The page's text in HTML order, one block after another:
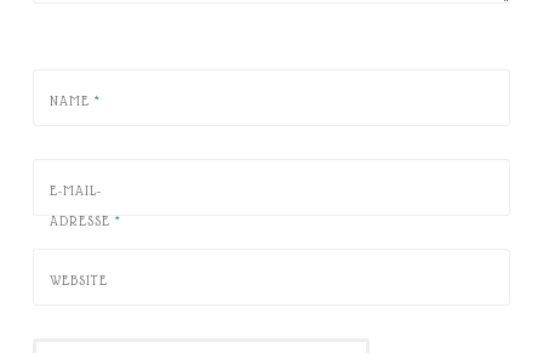
NAME *
E-MAIL-
ADRESSE *
WEBSITE